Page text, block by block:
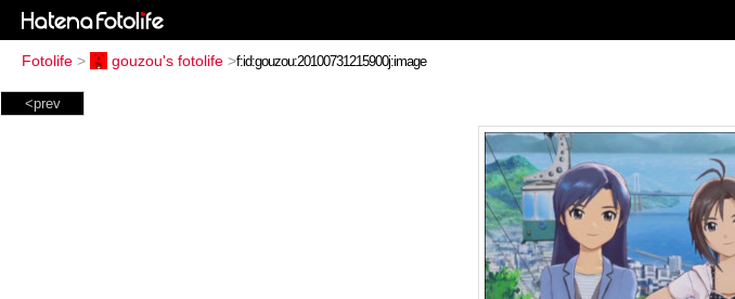
Fotolife > gouzou's fotolife >
<prev